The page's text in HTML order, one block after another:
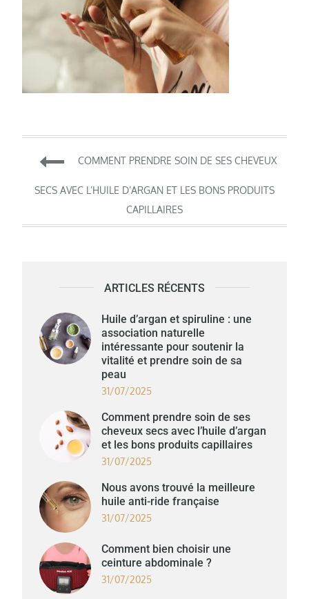
Navigation
de
l’article
COMMENT PRENDRE SOIN DE SES CHEVEUX
SECS AVEC L’HUILE D’ARGAN ET LES BONS PRODUITS
CAPILLAIRES
ARTICLES RÉCENTS
Huile d’argan et spiruline : une
association naturelle
intéressante pour soutenir la
vitalité et prendre soin de sa
peau
31/07/2025
Comment prendre soin de ses
cheveux secs avec l’huile d’argan
et les bons produits capillaires
31/07/2025
Nous avons trouvé la meilleure
huile anti-ride française
31/07/2025
Comment bien choisir une
ceinture abdominale ?
31/07/2025